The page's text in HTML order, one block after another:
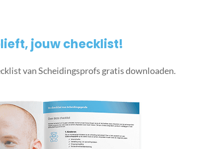
jouw checklist!
van Scheidingsprofs gratis downloaden.